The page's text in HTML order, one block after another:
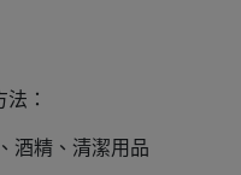
：
酒精、清潔用品